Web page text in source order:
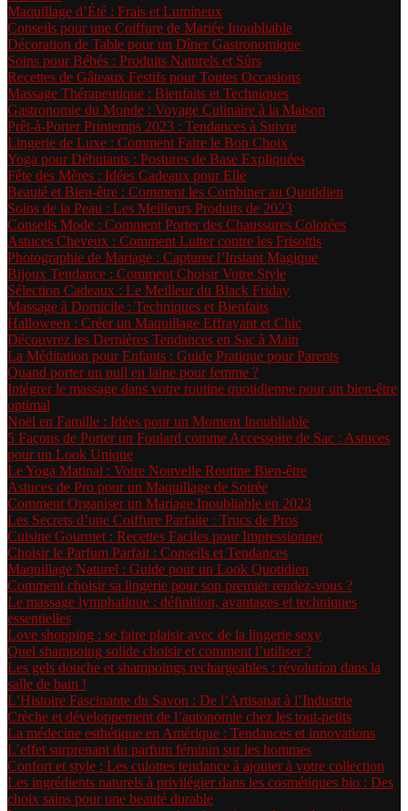
Maquillage d’Été : Frais et Lumineux
Conseils pour une Coiffure de Mariée Inoubliable
Décoration de Table pour un Dîner Gastronomique
Soins pour Bébés : Produits Naturels et Sûrs
Recettes de Gâteaux Festifs pour Toutes Occasions
Massage Thérapeutique : Bienfaits et Techniques
Gastronomie du Monde : Voyage Culinaire à la Maison
Prêt-à-Porter Printemps 2023 : Tendances à Suivre
Lingerie de Luxe : Comment Faire le Bon Choix
Yoga pour Débutants : Postures de Base Expliquées
Fête des Mères : Idées Cadeaux pour Elle
Beauté et Bien-être : Comment les Combiner au Quotidien
Soins de la Peau : Les Meilleurs Produits de 2023
Conseils Mode : Comment Porter des Chaussures Colorées
Astuces Cheveux : Comment Lutter contre les Frisottis
Photographie de Mariage : Capturer l’Instant Magique
Bijoux Tendance : Comment Choisir Votre Style
Sélection Cadeaux : Le Meilleur du Black Friday
Massage à Domicile : Techniques et Bienfaits
Halloween : Créer un Maquillage Effrayant et Chic
Découvrez les Dernières Tendances en Sac à Main
La Méditation pour Enfants : Guide Pratique pour Parents
Quand porter un pull en laine pour femme ?
Intégrer le massage dans votre routine quotidienne pour un bien-être
optimal
Noël en Famille : Idées pour un Moment Inoubliable
5 Façons de Porter un Foulard comme Accessoire de Sac : Astuces
pour un Look Unique
Le Yoga Matinal : Votre Nouvelle Routine Bien-être
Astuces de Pro pour un Maquillage de Soirée
Comment Organiser un Mariage Inoubliable en 2023
Les Secrets d’une Coiffure Parfaite : Trucs de Pros
Cuisine Gourmet : Recettes Faciles pour Impressionner
Choisir le Parfum Parfait : Conseils et Tendances
Maquillage Naturel : Guide pour un Look Quotidien
Comment choisir sa lingerie pour son premier rendez-vous ?
Le massage lymphatique : définition, avantages et techniques
essentielles
Love shopping : se faire plaisir avec de la lingerie sexy
Quel shampoing solide choisir et comment l’utiliser ?
Les gels douche et shampoings rechargeables : révolution dans la
salle de bain !
L’Histoire Fascinante du Savon : De l’Artisanat à l’Industrie
Crèche et développement de l’autonomie chez les tout-petits
La médecine esthétique en Amérique : Tendances et innovations
L’effet surprenant du parfum féminin sur les hommes
Confort et style : Les culottes tendance à ajouter à votre collection
Les ingrédients naturels à privilégier dans les cosmétiques bio : Des
choix sains pour une beauté durable